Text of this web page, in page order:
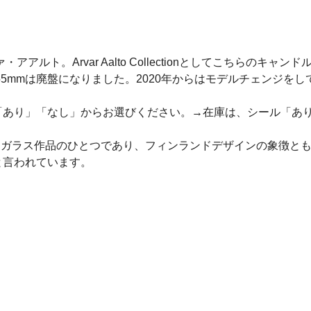
アアルト。Arvar Aalto Collectionとしてこちらのキャンド
は廃盤になりました。2020年からはモデルチェンジを
り」「なし」からお選びください。→在庫は、シール「あ
ラス作品のひとつであり、フィンランドデザインの象徴と
われています。